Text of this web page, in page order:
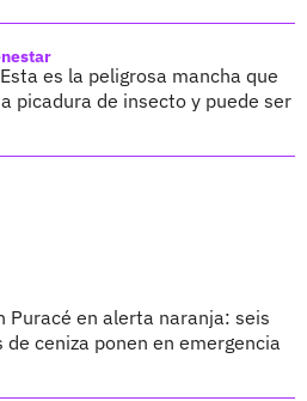
Esta es la peligrosa mancha que
picadura de insecto y puede ser
Puracé en alerta naranja: seis
de ceniza ponen en emergencia